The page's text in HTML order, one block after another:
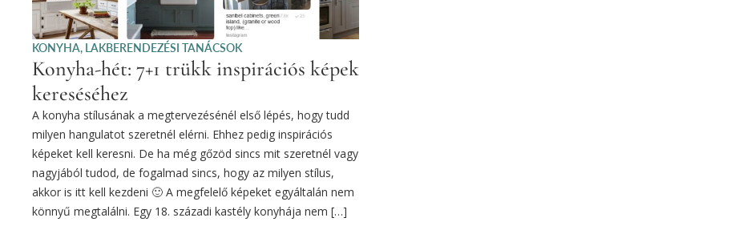
KONYHA, LAKBERENDEZÉSI TANÁCSOK
Konyha-hét: 7+1 trükk inspirációs képek
kereséséhez
A konyha stílusának a megtervezésénél első lépés, hogy tudd
milyen hangulatot szeretnél elérni. Ehhez pedig inspirációs
képeket kell keresni. De ha még gőzöd sincs mit szeretnél vagy
nagyjából tudod, de fogalmad sincs, hogy az milyen stílus,
akkor is itt kell kezdeni 🙂 A megfelelő képeket egyáltalán nem
könnyű megtalálni. Egy 18. századi kastély konyhája nem […]